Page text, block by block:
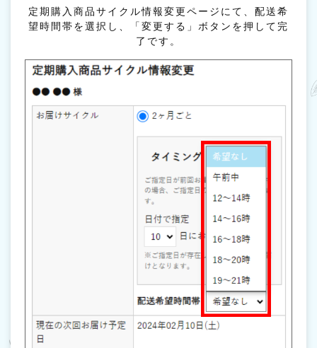
定期購入商品サイクル情報変更ページにて、配送希
望時間帯を選択し、「変更する」ボタンを押して完
了です。